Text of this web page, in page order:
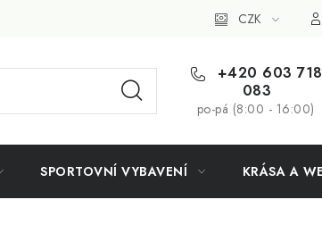
Slevový systém Vše o
CZK
+420 603 718
083
po-pá (8:00 - 16:00)
SPORTOVNÍ VYBAVENÍ KRÁSA A